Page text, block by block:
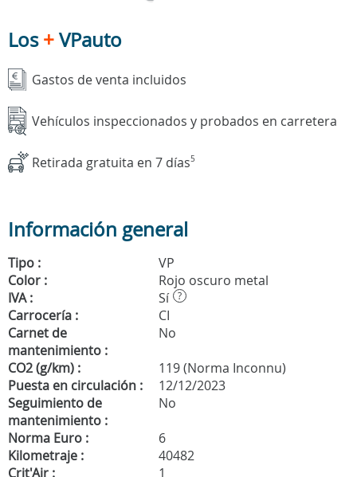
Los+VPauto
Gastos de venta incluidos
Vehículos inspeccionados y probados en carretera
Retirada gratuita en 7 días5
Información general
Tipo :
VP
Color :
Rojo oscuro metal
IVA :
Sí ?
Carrocería :
CI
Carnet de
mantenimiento :
No
CO2 (g/km) :
119 (Norma Inconnu)
Puesta en circulación :
12/12/2023
Seguimiento de
mantenimiento :
No
Norma Euro :
6
Kilometraje :
40482
Crit'Air :
1